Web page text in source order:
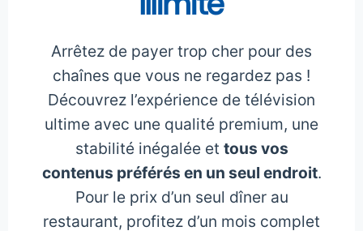
Arrêtez de payer trop cher pour des
chaînes que vous ne regardez pas !
Découvrez l’expérience de télévision
ultime avec une qualité premium, une
stabilité inégalée et tous vos
contenus préférés en un seul endroit.
Pour le prix d’un seul dîner au
restaurant, profitez d’un mois complet